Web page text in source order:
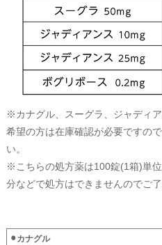
※カナグル、スーグラ、ジャディ
希望の方は在庫確認が必要ですの
い。
※こちらの処方薬は100錠(1箱)単
分などで処方はできませんのでご了
⚫︎カナグル